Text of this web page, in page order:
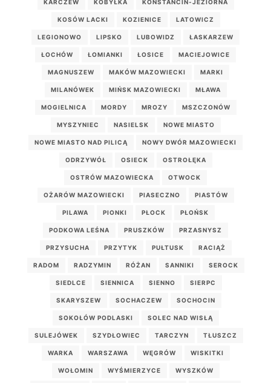
KARCZEW KOBYŁKA KONSTANCIN-JEZIORNA
KOSÓW LACKI KOZIENICE LATOWICZ
LEGIONOWO LIPSKO LUBOWIDZ ŁASKARZEW
ŁOCHÓW ŁOMIANKI ŁOSICE MACIEJOWICE
MAGNUSZEW MAKÓW MAZOWIECKI MARKI
MILANÓWEK MIŃSK MAZOWIECKI MŁAWA
MOGIELNICA MORDY MROZY MSZCZONÓW
MYSZYNIEC NASIELSK NOWE MIASTO
NOWE MIASTO NAD PILICĄ NOWY DWÓR MAZOWIECKI
ODRZYWÓŁ OSIECK OSTROŁĘKA
OSTRÓW MAZOWIECKA OTWOCK
OŻARÓW MAZOWIECKI PIASECZNO PIASTÓW
PILAWA PIONKI PŁOCK PŁOŃSK
PODKOWA LEŚNA PRUSZKÓW PRZASNYSZ
PRZYSUCHA PRZYTYK PUŁTUSK RACIĄŻ
RADOM RADZYMIN RÓŻAN SANNIKI SEROCK
SIEDLCE SIENNICA SIENNO SIERPC
SKARYSZEW SOCHACZEW SOCHOCIN
SOKOŁÓW PODLASKI SOLEC NAD WISŁĄ
SULEJÓWEK SZYDŁOWIEC TARCZYN TŁUSZCZ
WARKA WARSZAWA WĘGRÓW WISKITKI
WOŁOMIN WYŚMIERZYCE WYSZKÓW